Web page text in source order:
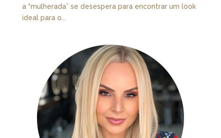
a “mulherada” se desespera para encontrar um look
ideal para o...